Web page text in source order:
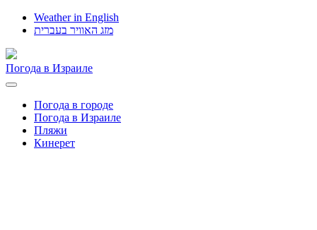
Weather in English
מזג האוויר בעברית
Погода в Израиле
Toggle
navigationПогода в городе
Погода в Израиле
Пляжи
Кинерет